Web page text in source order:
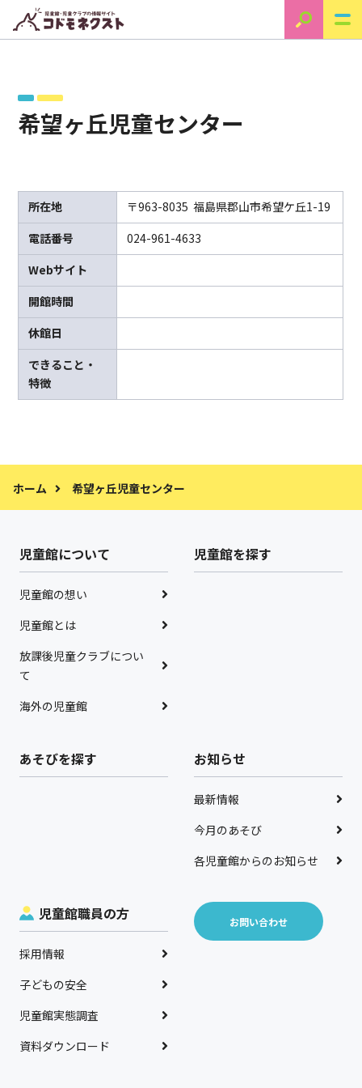
希望ヶ丘児童センター
所在地
〒963-8035 福島県郡山市希望ケ丘1-19
電話番号
024-961-4633
Webサイト
開館時間
休館日
できること・
特徴
ホーム 希望ヶ丘児童センター
児童館について
児童館の想い
児童館とは
放課後児童クラブについ
て
海外の児童館
児童館を探す
あそびを探す お知らせ
最新情報
今月のあそび
各児童館からのお知らせ
児童館職員の方
採用情報
子どもの安全
児童館実態調査
資料ダウンロード
お問い合わせ